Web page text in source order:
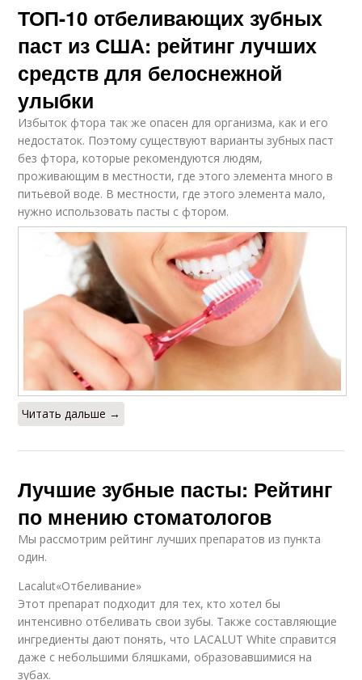
ТОП-10 отбеливающих зубных
паст из США: рейтинг лучших
средств для белоснежной
улыбки
Избыток фтора так же опасен для организма, как и его
недостаток. Поэтому существуют варианты зубных паст
без фтора, которые рекомендуются людям,
проживающим в местности, где этого элемента много в
питьевой воде. В местности, где этого элемента мало,
нужно использовать пасты с фтором.
Читать дальше →
Лучшие зубные пасты: Рейтинг
по мнению стоматологов
Мы рассмотрим рейтинг лучших препаратов из пункта
один.
Lacalut«Отбеливание»
Этот препарат подходит для тех, кто хотел бы
интенсивно отбеливать свои зубы. Также составляющие
ингредиенты дают понять, что LACALUT White справится
даже с небольшими бляшками, образовавшимися на
зубах.